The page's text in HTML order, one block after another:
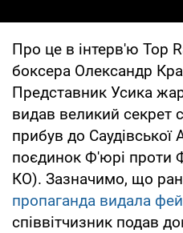
Про це в інтерв'ю Top
боксера Олександр
Представник Усика
видав великий секрет
прибув до Саудівської
поєдинок Ф'юрі проти
КО). Зазначимо, що
пропаганда видала
співвітчизник подав